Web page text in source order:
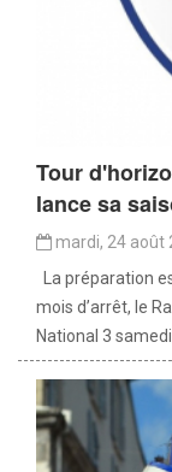
Tour
lance sa
mardi, 24 août
La préparation
mois d’arrêt, le
National 3 samedi